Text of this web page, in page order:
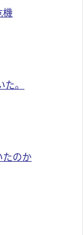
機
。
たのか